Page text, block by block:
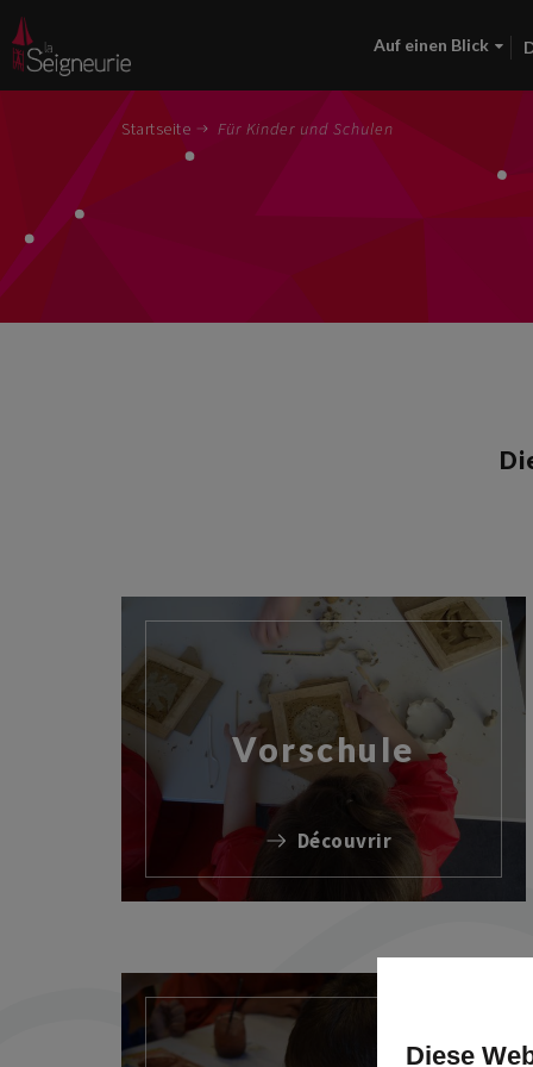
Auf einen Blick
Startseite Für Kinder und Schulen
Vorschule
Découvrir
Diese